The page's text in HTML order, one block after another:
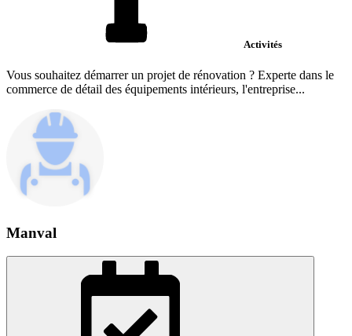
Activités
Vous souhaitez démarrer un projet de rénovation ? Experte dans le
commerce de détail des équipements intérieurs, l'entreprise...
Manval